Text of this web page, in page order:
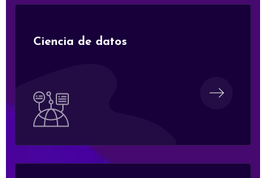
Ciencia de datos